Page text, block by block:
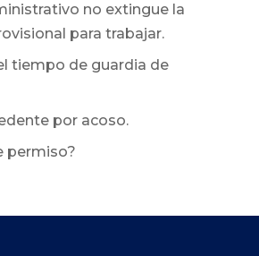
no extingue la
para trabajar.
tiempo de guardia de
por acoso.
permiso?